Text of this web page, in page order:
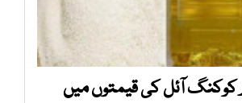
کوکنگ آئل کی قیمتوں میں